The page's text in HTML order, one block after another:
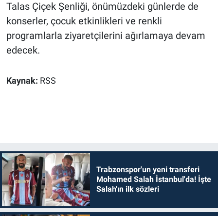
Talas Çiçek Şenliği, önümüzdeki günlerde de
konserler, çocuk etkinlikleri ve renkli
programlarla ziyaretçilerini ağırlamaya devam
edecek.
Kaynak: RSS
Trabzonspor'un yeni transferi
Mohamed Salah İstanbul'da! İşte
Salah'ın ilk sözleri